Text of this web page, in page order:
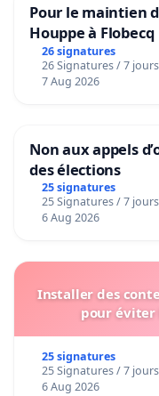
Pour le maintien
Houppe à Flobecq
26 signatures
26 Signatures / 7 jours
7 Aug 2026
Non aux appels
des élections
25 signatures
25 Signatures / 7 jours
6 Aug 2026
Installer des
pour éviter
25 signatures
25 Signatures / 7 jours
6 Aug 2026